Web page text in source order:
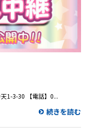
1-3-30 【電話】0...
続きを読む